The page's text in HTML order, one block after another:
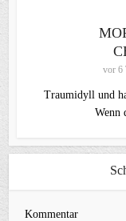
vor 6
Traumidyll und
Wenn
Kommentar